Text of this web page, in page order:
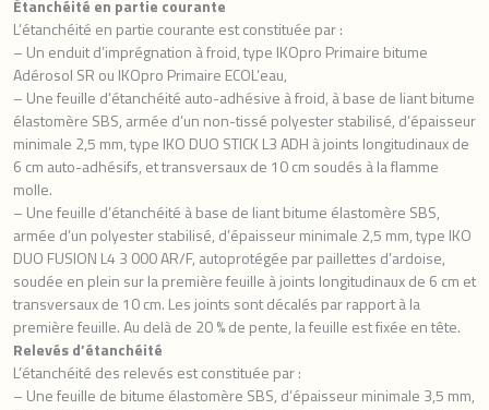
Étanchéité en partie courante
L’étanchéité en partie courante est constituée par :
– Un enduit d’imprégnation à froid, type IKOpro Primaire bitume
Adérosol SR ou IKOpro Primaire ECOL’eau,
– Une feuille d’étanchéité auto-adhésive à froid, à base de liant bitume
élastomère SBS, armée d’un non-tissé polyester stabilisé, d’épaisseur
minimale 2,5 mm, type IKO DUO STICK L3 ADH à joints longitudinaux de
6 cm auto-adhésifs, et transversaux de 10 cm soudés à la flamme
molle.
– Une feuille d’étanchéité à base de liant bitume élastomère SBS,
armée d’un polyester stabilisé, d’épaisseur minimale 2,5 mm, type IKO
DUO FUSION L4 3 000 AR/F, autoprotégée par paillettes d’ardoise,
soudée en plein sur la première feuille à joints longitudinaux de 6 cm et
transversaux de 10 cm. Les joints sont décalés par rapport à la
première feuille. Au delà de 20 % de pente, la feuille est fixée en tête.
Relevés d’étanchéité
L’étanchéité des relevés est constituée par :
– Une feuille de bitume élastomère SBS, d’épaisseur minimale 3,5 mm,